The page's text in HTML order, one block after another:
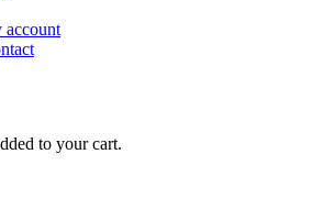
account
to your cart.